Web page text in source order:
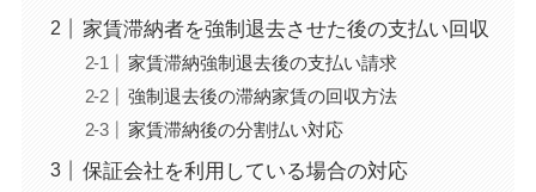
家賃滞納者を強制退去させた後の支払い回収
家賃滞納強制退去後の支払い請求
強制退去後の滞納家賃の回収方法
家賃滞納後の分割払い対応
保証会社を利用している場合の対応